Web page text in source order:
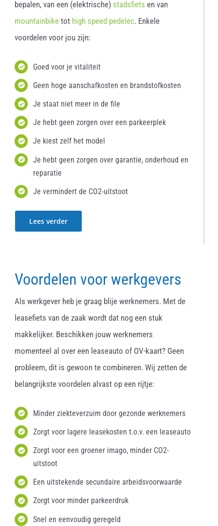
bepalen, van een (elektrische) stadsfiets en van
mountainbiketot high speed pedelec. Enkele
voordelen voor jou zijn:
Goed voor je vitaliteit
Geen hoge aanschafkosten en brandstofkosten
Je staat niet meer in de file
Je hebt geen zorgen over een parkeerplek
Je kiest zelf het model
Je hebt geen zorgen over garantie, onderhoud en
reparatie
Je vermindert de CO2-uitstoot
Lees verder
Voordelen voor werkgevers
Als werkgever heb je graag blije werknemers. Met de
leasefiets van de zaak wordt dat nog een stuk
makkelijker. Beschikken jouw werknemers
momenteel al over een leaseauto of OV-kaart? Geen
probleem, dit is gewoon te combineren. Wij zetten de
belangrijkste voordelen alvast op een rijtje:
Minder ziekteverzuim door gezonde werknemers
Zorgt voor lagere leasekosten t.o.v. een leaseauto
Zorgt voor een groener imago, minder CO2-
uitstoot
Een uitstekende secundaire arbeidsvoorwaarde
Zorgt voor minder parkeerdruk
Snel en eenvoudig geregeld